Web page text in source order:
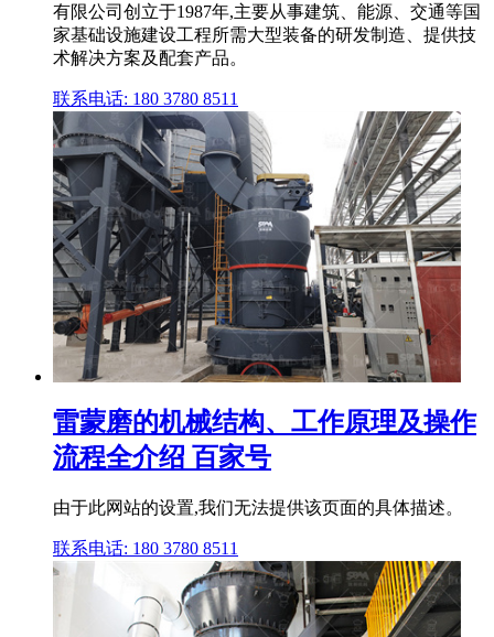
有限公司创立于1987年,主要从事建筑、能源、交通等国
家基础设施建设工程所需大型装备的研发制造、提供技
术解决方案及配套产品。
联系电话: 180 3780 8511
雷蒙磨的机械结构、工作原理及操作
流程全介绍 百家号
由于此网站的设置,我们无法提供该页面的具体描述。
联系电话: 180 3780 8511